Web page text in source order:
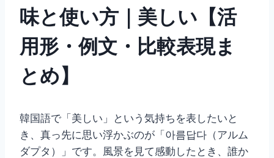
味と使い方｜美しい【活
用形・例文・比較表現ま
とめ】
韓国語で「美しい」という気持ちを表したいと
き、真っ先に思い浮かぶのが「아름답다（アルム
ダプタ）」です。風景を見て感動したとき、誰か